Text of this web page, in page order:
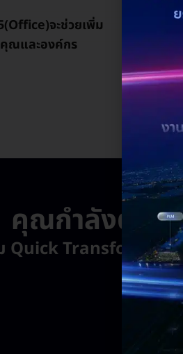
จะช่วยเพิ่ม
ณและองค์กร
คุณกำลังต้องก
Quick Transformation